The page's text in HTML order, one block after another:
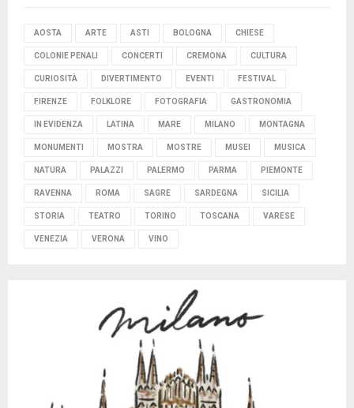
AOSTA ARTE ASTI BOLOGNA CHIESE
COLONIE PENALI CONCERTI CREMONA CULTURA
CURIOSITÀ DIVERTIMENTO EVENTI FESTIVAL
FIRENZE FOLKLORE FOTOGRAFIA GASTRONOMIA
IN EVIDENZA LATINA MARE MILANO MONTAGNA
MONUMENTI MOSTRA MOSTRE MUSEI MUSICA
NATURA PALAZZI PALERMO PARMA PIEMONTE
RAVENNA ROMA SAGRE SARDEGNA SICILIA
STORIA TEATRO TORINO TOSCANA VARESE
VENEZIA VERONA VINO